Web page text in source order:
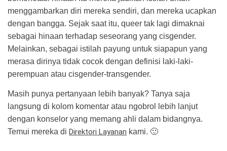
menggambarkan diri mereka sendiri, dan mereka ucapkan
dengan bangga. Sejak saat itu, queer tak lagi dimaknai
sebagai hinaan terhadap seseorang yang cisgender.
Melainkan, sebagai istilah payung untuk siapapun yang
merasa dirinya tidak cocok dengan definisi laki-laki-
perempuan atau cisgender-transgender.
Masih punya pertanyaan lebih banyak? Tanya saja
langsung di kolom komentar atau ngobrol lebih lanjut
dengan konselor yang memang ahli dalam bidangnya.
Temui mereka di Direktori Layanan kami. 🙂